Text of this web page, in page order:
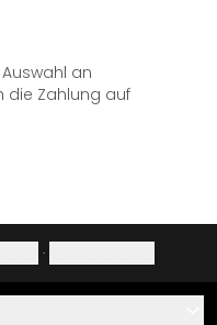
an
die Zahlung auf
·